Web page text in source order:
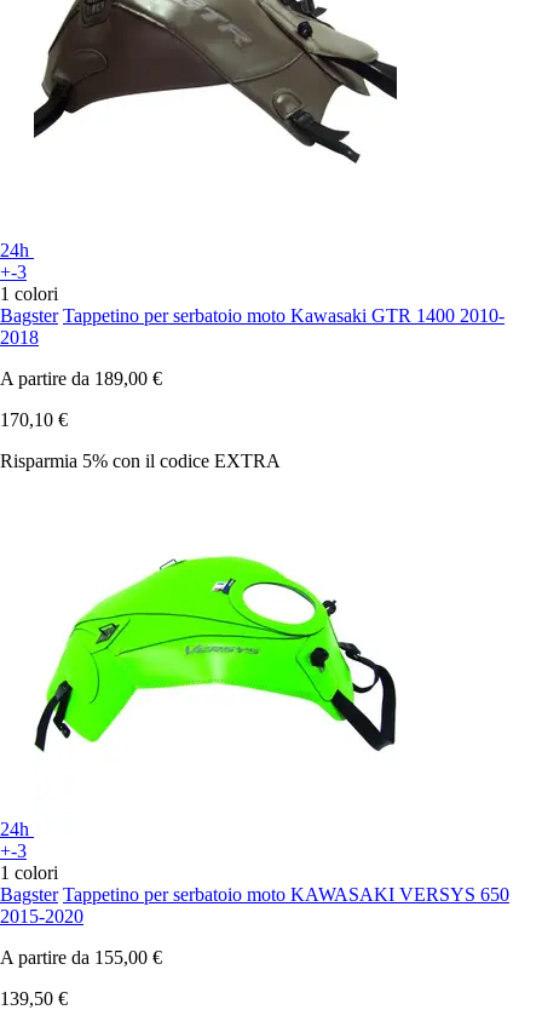
24h
+-3
1 colori
Bagster Tappetino per serbatoio moto Kawasaki GTR 1400 2010-
2018
A partire da 189,00 €
170,10 €
Risparmia 5% con il codice EXTRA
24h
+-3
1 colori
Bagster Tappetino per serbatoio moto KAWASAKI VERSYS 650
2015-2020
A partire da 155,00 €
139,50 €